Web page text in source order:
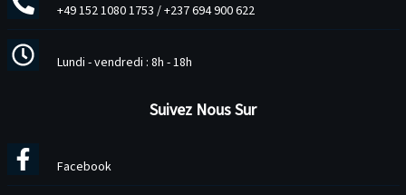
+49 152 1080 1753 /+237 694 900 622
Lundi - vendredi : 8h - 18h
Suivez Nous Sur
Facebook